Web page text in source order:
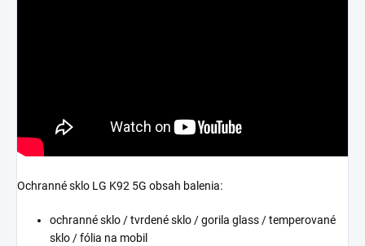
Ochranné sklo LG K92 5G obsah balenia:
ochranné sklo / tvrdené sklo / gorila glass / temperované
sklo / fólia na mobil